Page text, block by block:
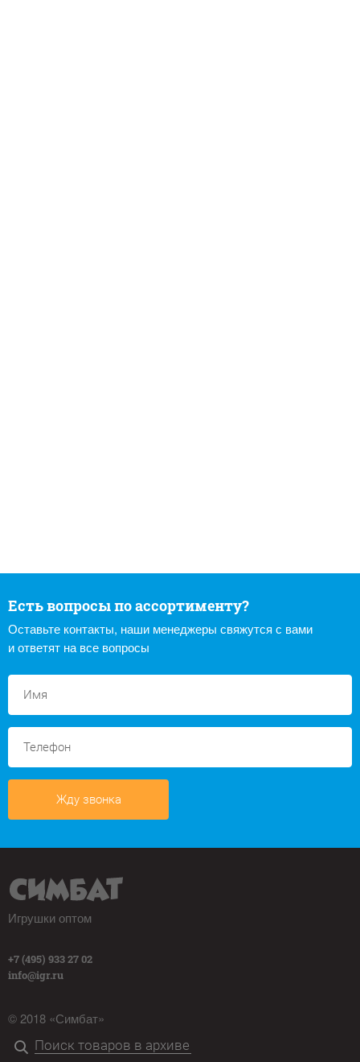
Есть вопросы по ассортименту?
Оставьте контакты, наши менеджеры свяжутся с вами
и ответят на все вопросы
Жду звонка
Игрушки оптом
+7 (495) 933 27 02
info@igr.ru
© 2018 «Симбат»